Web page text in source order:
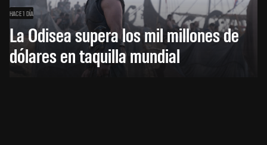
HACE 1 DÍA
La Odisea supera los mil millones de
dólares en taquilla mundial